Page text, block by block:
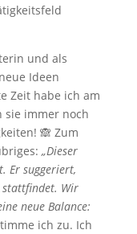
und als
Ideen
Zeit habe ich am
sie immer noch
🙈 Zum
„Dieser
Er suggeriert,
stattfindet. Wir
neue Balance:
ich zu. Ich